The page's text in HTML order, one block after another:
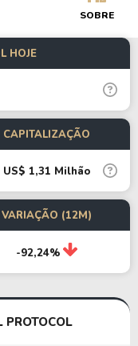
SOBRE
HOJE
CAPITALIZAÇÃO
US$ 1,31 Milhão
VARIAÇÃO (12M)
-92,24%
PROTOCOL